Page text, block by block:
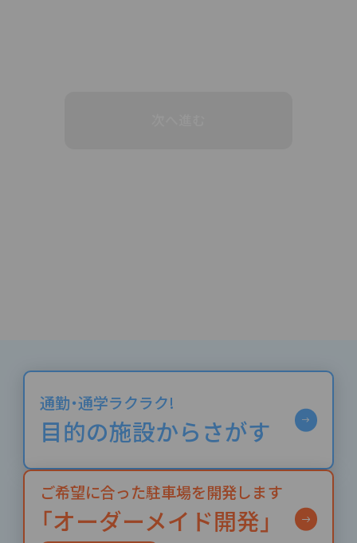
通勤・通学ラクラク!
目的の施設からさがす
ご希望に合った駐車場を開発します
「オーダーメイド開発」